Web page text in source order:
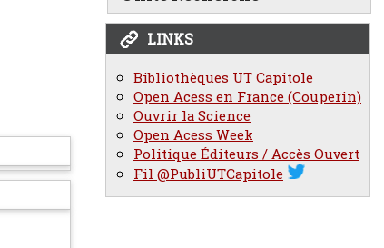
LINKS
Bibliothèques UT Capitole
Open Acess en France (Couperin)
Ouvrir la Science
Open Acess Week
Politique Éditeurs / Accès Ouvert
Fil @PubliUTCapitole